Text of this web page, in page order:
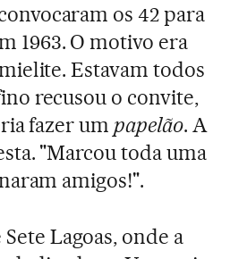
os 42 para
1963. O motivo era
Estavam todos
recusou o convite,
fazer um papelão. A
"Marcou toda uma
amigos!".
Lagoas, onde a